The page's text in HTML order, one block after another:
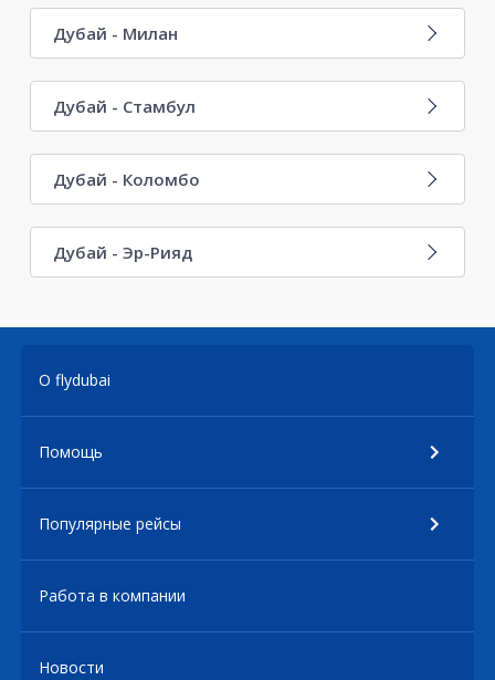
Дубай - Милан
Дубай - Стамбул
Дубай - Коломбо
Дубай - Эр-Рияд
О flydubai
Помощь
Популярные рейсы
Работа в компании
Новости